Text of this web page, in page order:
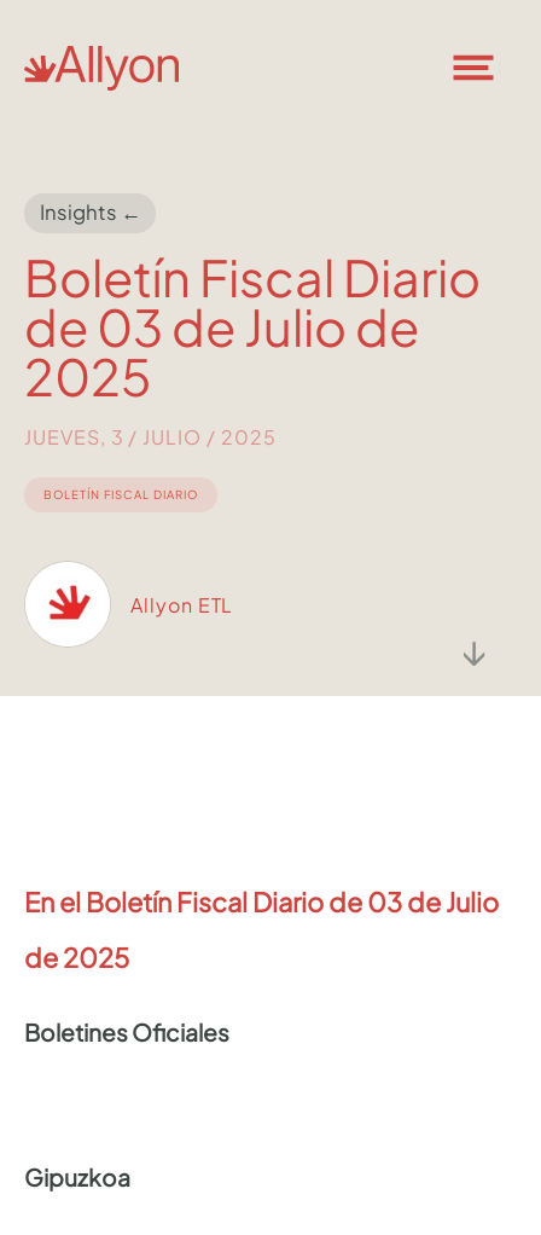
↓
Insights ←
Boletín Fiscal Diario
de 03 de Julio de
2025
JUEVES, 3 / JULIO / 2025
BOLETÍN FISCAL DIARIO
Allyon ETL
En el Boletín Fiscal Diario de 03 de Julio
de 2025
Boletines Oficiales
Gipuzkoa